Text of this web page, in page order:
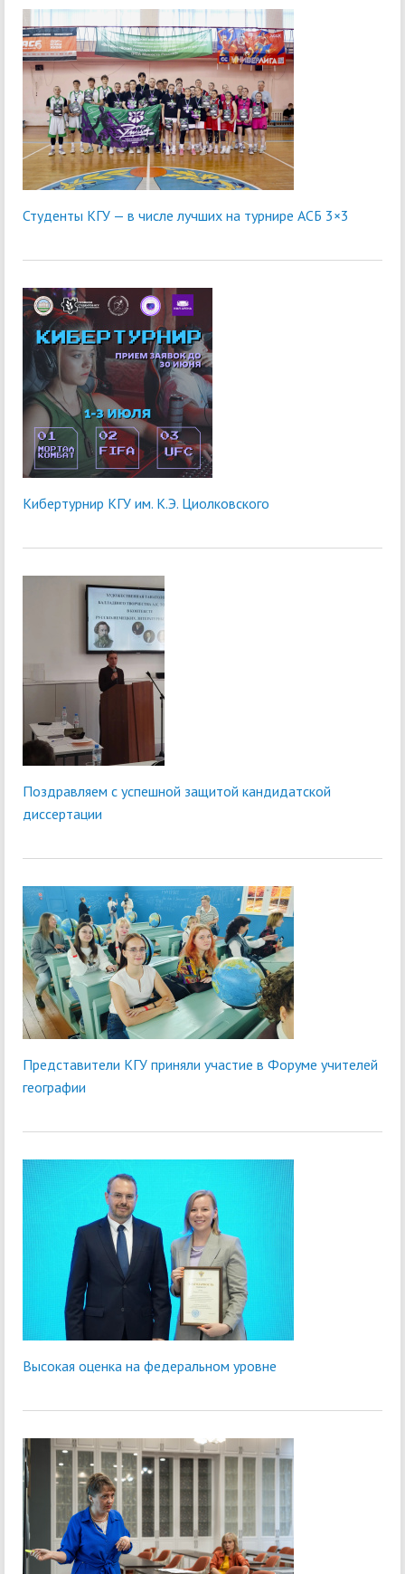
Студенты КГУ — в числе лучших на турнире АСБ 3×3
Кибертурнир КГУ им. К.Э. Циолковского
Поздравляем с успешной защитой кандидатской
диссертации
Представители КГУ приняли участие в Форуме учителей
географии
Высокая оценка на федеральном уровне